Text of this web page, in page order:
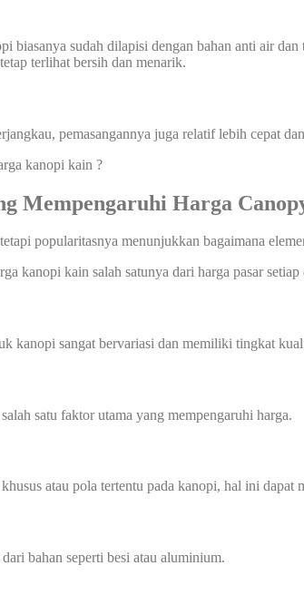
biasanya sudah dilapisi dengan bahan anti air
terlihat bersih dan menarik.
pemasangannya juga relatif lebih cepat
kanopi kain ?
Mempengaruhi Harga
popularitasnya menunjukkan bagaimana
kanopi kain salah satunya dari harga pasar
kanopi sangat bervariasi dan memiliki tingkat
satu faktor utama yang mempengaruhi harga.
atau pola tertentu pada kanopi, hal ini dapat
bahan seperti besi atau aluminium.